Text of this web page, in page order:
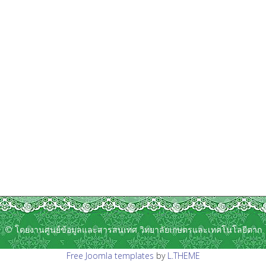
© โดยงานศูนย์ข้อมูลและสารสนเทศ วิทยาลัยเกษตรและเทคโนโลยีตาก
Free Joomla templates by L.THEME